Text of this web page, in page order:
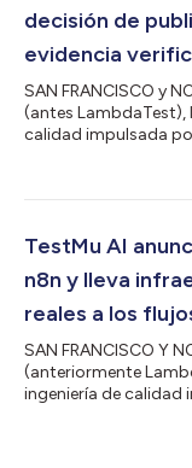
decisión de
evidencia
SAN FRANCISCO y
(antes LambdaTest),
calidad impulsada
evolución de Kane
pruebas de
TestMu AI
n8n y lleva
reales a los
SAN FRANCISCO Y
(anteriormente
ingeniería de calidad